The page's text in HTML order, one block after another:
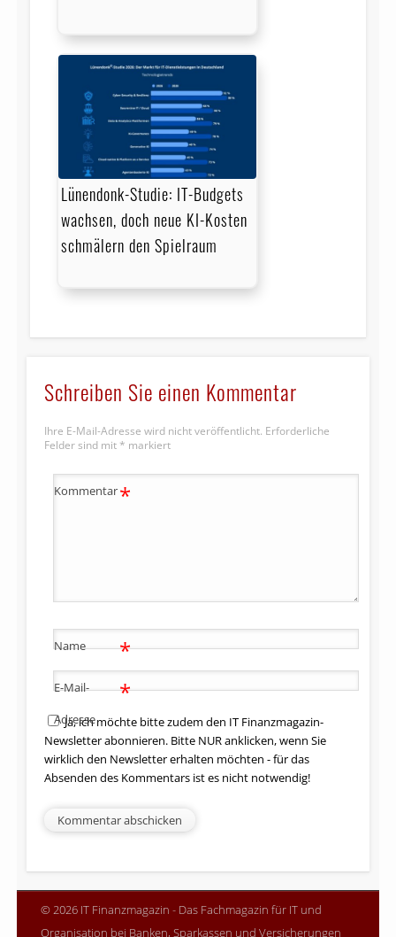
Lünendonk-Studie: IT-Budgets
wachsen, doch neue KI-Kosten
schmälern den Spielraum
Schreiben Sie einen Kommentar
Ihre E-Mail-Adresse wird nicht veröffentlicht. Erforderliche
Felder sind mit * markiert
Kommentar*
Name *
E-Mail-
Adresse
*
Ja, ich möchte bitte zudem den IT Finanzmagazin-
Newsletter abonnieren. Bitte NUR anklicken, wenn Sie
wirklich den Newsletter erhalten möchten - für das
Absenden des Kommentars ist es nicht notwendig!
© 2026 IT Finanzmagazin - Das Fachmagazin für IT und
Organisation bei Banken, Sparkassen und Versicherungen